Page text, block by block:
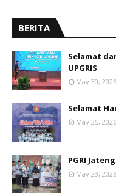
BERITA
Selamat
UPGRIS
May 30, 2026
Selamat
May 25, 2026
PGRI
May 23, 2026